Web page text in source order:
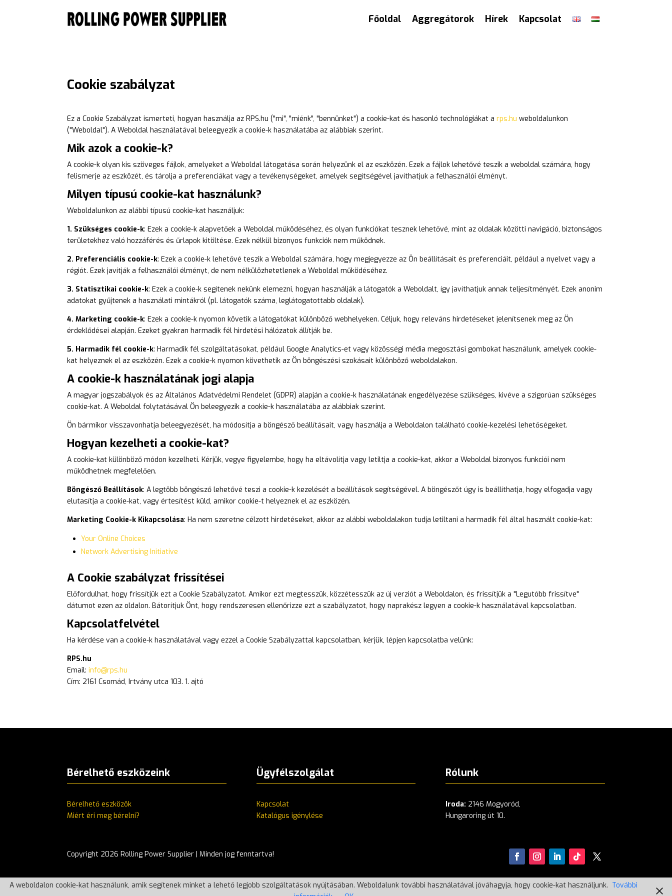
Főoldal Aggregátorok Hírek Kapcsolat
Cookie szabályzat
Ez a Cookie Szabályzat ismerteti, hogyan használja az RPS.hu ("mi", "miénk", "bennünket") a cookie-kat és hasonló technológiákat arps.hu weboldalunkon
("Weboldal"). A Weboldal használatával beleegyezik a cookie-k használatába az alábbiak szerint.
Mik azok a cookie-k?
A cookie-k olyan kis szöveges fájlok, amelyeket a Weboldal látogatása során helyezünk el az eszközén. Ezek a fájlok lehetővé teszik a weboldal számára, hogy
felismerje az eszközét, és tárolja a preferenciákat vagy a tevékenységeket, amelyek segítségével javíthatjuk a felhasználói élményt.
Milyen típusú cookie-kat használunk?
Weboldalunkon az alábbi típusú cookie-kat használjuk:
1. Szükséges cookie-k: Ezek a cookie-k alapvetőek a Weboldal működéséhez, és olyan funkciókat tesznek lehetővé, mint az oldalak közötti navigáció, biztonságos
területekhez való hozzáférés és űrlapok kitöltése. Ezek nélkül bizonyos funkciók nem működnek.
2. Preferenciális cookie-k: Ezek a cookie-k lehetővé teszik a Weboldal számára, hogy megjegyezze az Ön beállításait és preferenciáit, például a nyelvet vagy a
régiót. Ezek javítják a felhasználói élményt, de nem nélkülözhetetlenek a Weboldal működéséhez.
3. Statisztikai cookie-k: Ezek a cookie-k segítenek nekünk elemezni, hogyan használják a látogatók a Weboldalt, így javíthatjuk annak teljesítményét. Ezek anonim
adatokat gyűjtenek a használati mintákról (pl. látogatók száma, leglátogatottabb oldalak).
4. Marketing cookie-k: Ezek a cookie-k nyomon követik a látogatókat különböző webhelyeken. Céljuk, hogy releváns hirdetéseket jelenítsenek meg az Ön
érdeklődései alapján. Ezeket gyakran harmadik fél hirdetési hálózatok állítják be.
5. Harmadik fél cookie-k: Harmadik fél szolgáltatásokat, például Google Analytics-et vagy közösségi média megosztási gombokat használunk, amelyek cookie-
kat helyeznek el az eszközén. Ezek a cookie-k nyomon követhetik az Ön böngészési szokásait különböző weboldalakon.
A cookie-k használatának jogi alapja
A magyar jogszabályok és az Általános Adatvédelmi Rendelet (GDPR) alapján a cookie-k használatának engedélyezése szükséges, kivéve a szigorúan szükséges
cookie-kat. A Weboldal folytatásával Ön beleegyezik a cookie-k használatába az alábbiak szerint.
Ön bármikor visszavonhatja beleegyezését, ha módosítja a böngésző beállításait, vagy használja a Weboldalon található cookie-kezelési lehetőségeket.
Hogyan kezelheti a cookie-kat?
A cookie-kat különböző módon kezelheti. Kérjük, vegye figyelembe, hogy ha eltávolítja vagy letiltja a cookie-kat, akkor a Weboldal bizonyos funkciói nem
működhetnek megfelelően.
Böngésző Beállítások: A legtöbb böngésző lehetővé teszi a cookie-k kezelését a beállítások segítségével. A böngészőt úgy is beállíthatja, hogy elfogadja vagy
elutasítja a cookie-kat, vagy értesítést küld, amikor cookie-t helyeznek el az eszközén.
Marketing Cookie-k Kikapcsolása: Ha nem szeretne célzott hirdetéseket, akkor az alábbi weboldalakon tudja letiltani a harmadik fél által használt cookie-kat:
Your Online Choices
Network Advertising Initiative
A Cookie szabályzat frissítései
Előfordulhat, hogy frissítjük ezt a Cookie Szabályzatot. Amikor ezt megtesszük, közzétesszük az új verziót a Weboldalon, és frissítjük a "Legutóbb frissítve"
dátumot ezen az oldalon. Bátorítjuk Önt, hogy rendszeresen ellenőrizze ezt a szabályzatot, hogy naprakész legyen a cookie-k használatával kapcsolatban.
Kapcsolatfelvétel
Ha kérdése van a cookie-k használatával vagy ezzel a Cookie Szabályzattal kapcsolatban, kérjük, lépjen kapcsolatba velünk:
RPS.hu
Email:info@rps.hu
Cím: 2161 Csomád, Irtvány utca 103. 1. ajtó
Bérelhető eszközeink
Bérelhető eszközök
Miért éri meg bérelni?
Ügyfélszolgálat
Kapcsolat
Katalógus igénylése
Rólunk
Iroda: 2146 Mogyoród,
Hungaroring út 10.
Copyright 2026 Rolling Power Supplier | Minden jog fenntartva!
A weboldalon cookie-kat használunk, amik segítenek minket a lehető legjobb szolgáltatások nyújtásában. Weboldalunk további használatával jóváhagyja, hogy cookie-kat használjunk. További